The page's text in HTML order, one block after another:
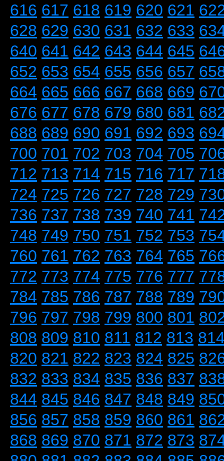
616 617 618 619 620 621
628 629 630 631 632 633
640 641 642 643 644 645
652 653 654 655 656 657
664 665 666 667 668 669
676 677 678 679 680 681
688 689 690 691 692 693
700 701 702 703 704 705
712 713 714 715 716 717
724 725 726 727 728 729
736 737 738 739 740 741
748 749 750 751 752 753
760 761 762 763 764 765
772 773 774 775 776 777
784 785 786 787 788 789
796 797 798 799 800 801
808 809 810 811 812 813
820 821 822 823 824 825
832 833 834 835 836 837
844 845 846 847 848 849
856 857 858 859 860 861
868 869 870 871 872 873